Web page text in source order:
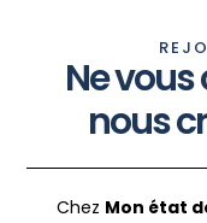
Ne
nous
Chez Mon état